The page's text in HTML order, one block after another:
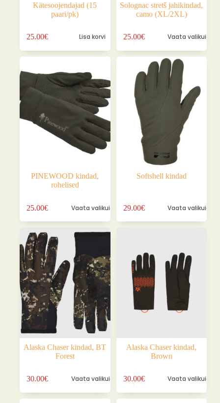
Kätesoojendajad (15
paari/pk)
25.00€ Lisa korvi
Solognac stretš jahikindad,
camo (XL/2XL)
25.00€ Vaata valikuid
tootel
on
mitu
saab
teha
tootelehel.
PINEWOOD kindad,
rohelised
25.00€ Vaata valikuid
tootel
varianti.
Valikuid
saab
teha
tootelehel.
Softshell kindad
29.00€ Vaata valikuid
tootel
on
saab
teha
tootelehel.
Alaska Chaser kindad, BT
Forest
30.00€ Vaata valikuid
tootel
mitu
Alaska Chaser kindad,
Brown
30.00€ Vaata valikuid
tootel
on
mitu